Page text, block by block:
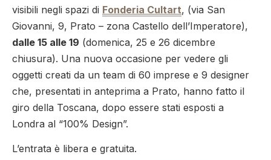
visibili negli spazi di Fonderia Cultart, (via San
Giovanni, 9, Prato – zona Castello dell’Imperatore),
dalle 15 alle 19 (domenica, 25 e 26 dicembre
chiusura). Una nuova occasione per vedere gli
oggetti creati da un team di 60 imprese e 9 designer
che, presentati in anteprima a Prato, hanno fatto il
giro della Toscana, dopo essere stati esposti a
Londra al “100% Design”.
L’entrata è libera e gratuita.